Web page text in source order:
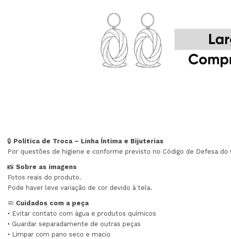
🔒 Política de Troca – Linha Íntima e Bijuterias
Por questões de higiene e conforme previsto no Código de Defesa
📸 Sobre as imagens
Fotos reais do produto.
Pode haver leve variação de cor devido à tela.
🧼 Cuidados com a peça
• Evitar contato com água e produtos químicos
• Guardar separadamente de outras peças
• Limpar com pano seco e macio